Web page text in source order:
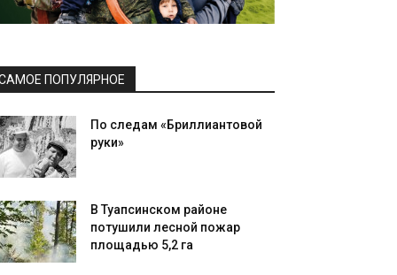
ПОПУЛЯРНОЕ
По следам «Бриллиантовой
руки»
В Туапсинском районе
потушили лесной пожар
площадью 5,2 га